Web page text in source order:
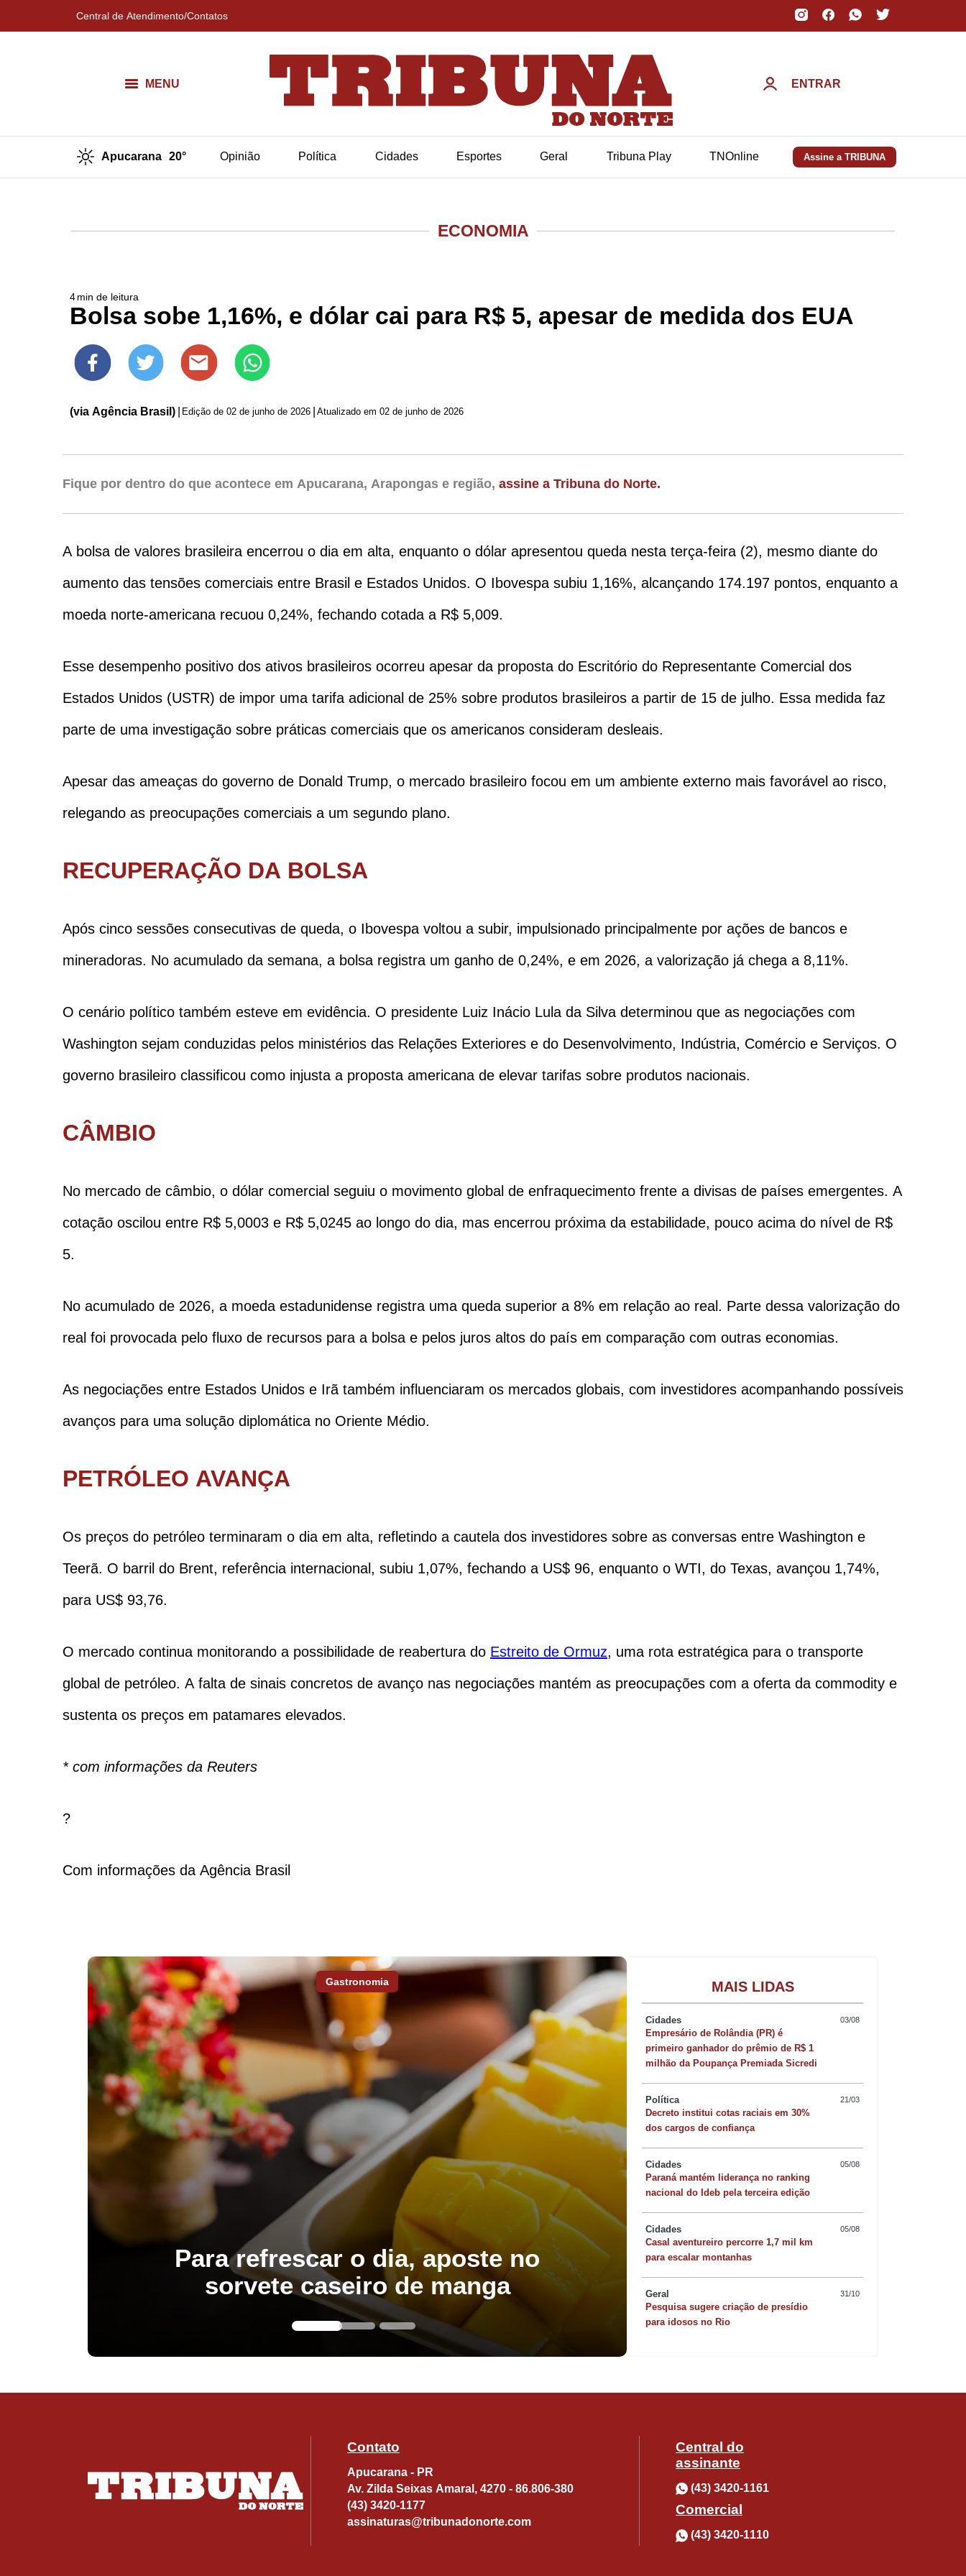
Central de Atendimento/Contatos
MENU ENTRAR
Apucarana 20° Opinião Política Cidades Esportes Geral Tribuna Play TNOnline Assine a TRIBUNA
ECONOMIA
4min de leitura
Bolsa sobe 1,16%, e dólar cai para R$ 5, apesar de medida dos EUA
(via Agência Brasil) Edição de 02 de junho de 2026 Atualizado em 02 de junho de 2026
Fique por dentro do que acontece em Apucarana, Arapongas e região, assine a Tribuna do Norte.
A bolsa de valores brasileira encerrou o dia em alta, enquanto o dólar apresentou queda nesta terça-feira (2), mesmo diante do
aumento das tensões comerciais entre Brasil e Estados Unidos. O Ibovespa subiu 1,16%, alcançando 174.197 pontos, enquanto a
moeda norte-americana recuou 0,24%, fechando cotada a R$ 5,009.
Esse desempenho positivo dos ativos brasileiros ocorreu apesar da proposta do Escritório do Representante Comercial dos
Estados Unidos (USTR) de impor uma tarifa adicional de 25% sobre produtos brasileiros a partir de 15 de julho. Essa medida faz
parte de uma investigação sobre práticas comerciais que os americanos consideram desleais.
Apesar das ameaças do governo de Donald Trump, o mercado brasileiro focou em um ambiente externo mais favorável ao risco,
relegando as preocupações comerciais a um segundo plano.
RECUPERAÇÃO DA BOLSA
Após cinco sessões consecutivas de queda, o Ibovespa voltou a subir, impulsionado principalmente por ações de bancos e
mineradoras. No acumulado da semana, a bolsa registra um ganho de 0,24%, e em 2026, a valorização já chega a 8,11%.
O cenário político também esteve em evidência. O presidente Luiz Inácio Lula da Silva determinou que as negociações com
Washington sejam conduzidas pelos ministérios das Relações Exteriores e do Desenvolvimento, Indústria, Comércio e Serviços. O
governo brasileiro classificou como injusta a proposta americana de elevar tarifas sobre produtos nacionais.
CÂMBIO
No mercado de câmbio, o dólar comercial seguiu o movimento global de enfraquecimento frente a divisas de países emergentes. A
cotação oscilou entre R$ 5,0003 e R$ 5,0245 ao longo do dia, mas encerrou próxima da estabilidade, pouco acima do nível de R$
5.
No acumulado de 2026, a moeda estadunidense registra uma queda superior a 8% em relação ao real. Parte dessa valorização do
real foi provocada pelo fluxo de recursos para a bolsa e pelos juros altos do país em comparação com outras economias.
As negociações entre Estados Unidos e Irã também influenciaram os mercados globais, com investidores acompanhando possíveis
avanços para uma solução diplomática no Oriente Médio.
PETRÓLEO AVANÇA
Os preços do petróleo terminaram o dia em alta, refletindo a cautela dos investidores sobre as conversas entre Washington e
Teerã. O barril do Brent, referência internacional, subiu 1,07%, fechando a US$ 96, enquanto o WTI, do Texas, avançou 1,74%,
para US$ 93,76.
O mercado continua monitorando a possibilidade de reabertura do Estreito de Ormuz, uma rota estratégica para o transporte
global de petróleo. A falta de sinais concretos de avanço nas negociações mantém as preocupações com a oferta da commodity e
sustenta os preços em patamares elevados.
* com informações da Reuters
?
Com informações da Agência Brasil
Gastronomia
Para refrescar o dia, aposte no
sorvete caseiro de manga
Quer sofisticar o
risoto de camarão
MAIS LIDAS
Cidades 03/08
Empresário de Rolândia (PR) é
primeiro ganhador do prêmio de R$ 1
milhão da Poupança Premiada Sicredi
Política 21/03
Decreto institui cotas raciais em 30%
dos cargos de confiança
Cidades 05/08
Paraná mantém liderança no ranking
nacional do Ideb pela terceira edição
Cidades 05/08
Casal aventureiro percorre 1,7 mil km
para escalar montanhas
Geral 31/10
Pesquisa sugere criação de presídio
para idosos no Rio
Contato
Apucarana - PR
Av. Zilda Seixas Amaral, 4270 - 86.806-380
(43) 3420-1177
assinaturas@tribunadonorte.com
Central do
assinante
(43) 3420-1161
Comercial
(43) 3420-1110